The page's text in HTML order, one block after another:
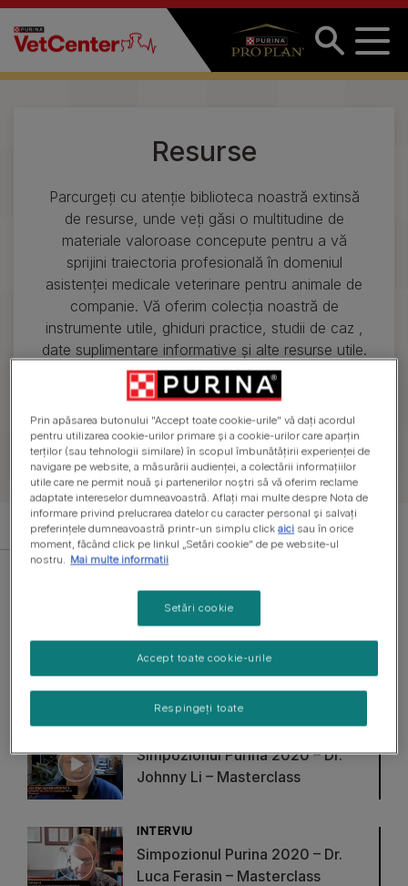
Sari la conținutul principal
Resurse
Parcurgeți cu atenție biblioteca noastră extinsă
de resurse, unde veți găsi o multitudine de
materiale valoroase concepute pentru a vă
sprijini traiectoria profesională în domeniul
asistenței medicale veterinare pentru animale de
companie. Vă oferim colecția noastră de
instrumente utile, ghiduri practice, studii de caz ,
date suplimentare informative și alte resurse utile.
Compilată de experți în domeniu, biblioteca
noastră de resurse este destinația dvs. preferată
pentru a vă face viața de profesionist veterinar
mult mai ușoară.
Ghidul produsului vet
Simpozionul Purina 2020 – Dr.
Stephen Ettinger – Masterclass
Simpozionul Purina 2020 – Dr.
Johnny Li – Masterclass
INTERVIU
Simpozionul Purina 2020 – Dr.
Luca Ferasin – Masterclass
Prin apăsarea butonului "Accept toate cookie-urile" vă dați acordul
pentru utilizarea cookie-urilor primare și a cookie-urilor care aparțin
terților (sau tehnologii similare) în scopul îmbunătățirii experienței de
navigare pe website, a măsurării audienței, a colectării informațiilor
utile care ne permit nouă și partenerilor noștri să vă oferim reclame
adaptate intereselor dumneavoastră. Aflați mai multe despre Nota de
informare privind prelucrarea datelor cu caracter personal și salvați
preferințele dumneavoastră printr-un simplu clickaici sau în orice
moment, făcând click pe linkul „Setări cookie” de pe website-ul
nostru. Mai multe informatii
Setări cookie
Respingeți toate
Accept toate cookie-urile